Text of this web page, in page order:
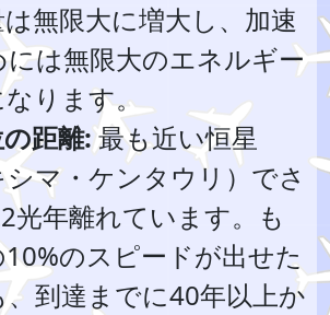
無限大に増大し、加速
は無限大のエネルギー
ります。
距離: 最も近い恒星
シマ・ケンタウリ）でさ
光年離れています。も
10%のスピードが出せた
、到達までに40年以上か